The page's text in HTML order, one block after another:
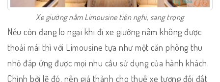
Xe giường nằm Limousine tiện nghi, sang trọng
Nếu còn đang lo ngại khi đi xe giường nằm không được
thoải mái thì với Limousine tựa như một căn phòng thu
nhỏ đáp ứng được mọi nhu cầu sử dụng của hành khách.
Chính bởi lẽ đó, nên giá thành cho thuê xe tương đối đắt